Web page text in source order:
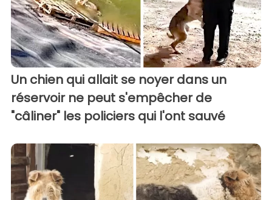
Un chien qui allait se noyer dans un
réservoir ne peut s'empêcher de
"câliner" les policiers qui l'ont sauvé